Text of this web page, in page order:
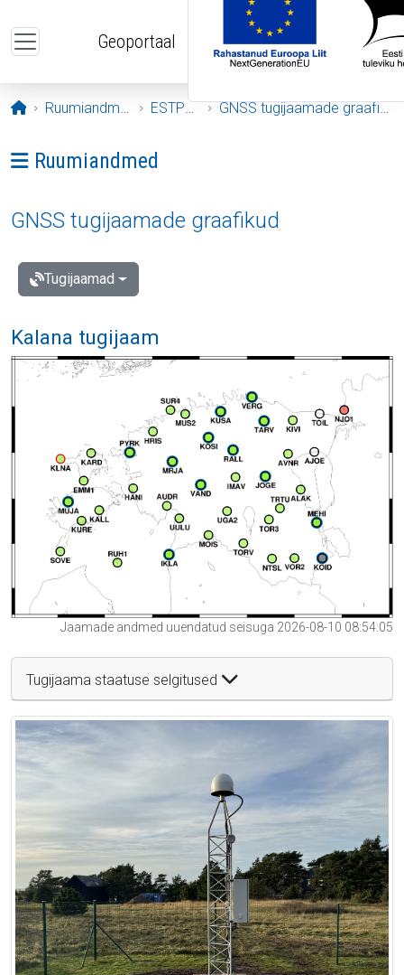
Geoportaal
Avaleht
Ruumiandmed ESTPOS GNSS tugijaamade graafikud
Ava menüü: Ruumiandmed
Ruumiandmed
GNSS tugijaamade graafikud
Tugijaamad
Kalana tugijaam
Jaamade andmed uuendatud seisuga 2026-08-10 08:54:05
Tugijaama staatuse selgitused